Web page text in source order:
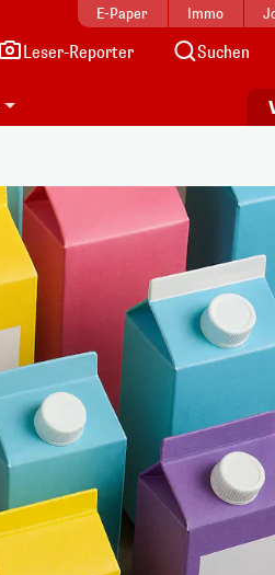
E-Paper Immo
Leser-Reporter Suchen